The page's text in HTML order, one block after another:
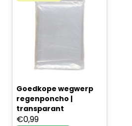
Goedkope wegwerp
regenponcho |
transparant
€0,99